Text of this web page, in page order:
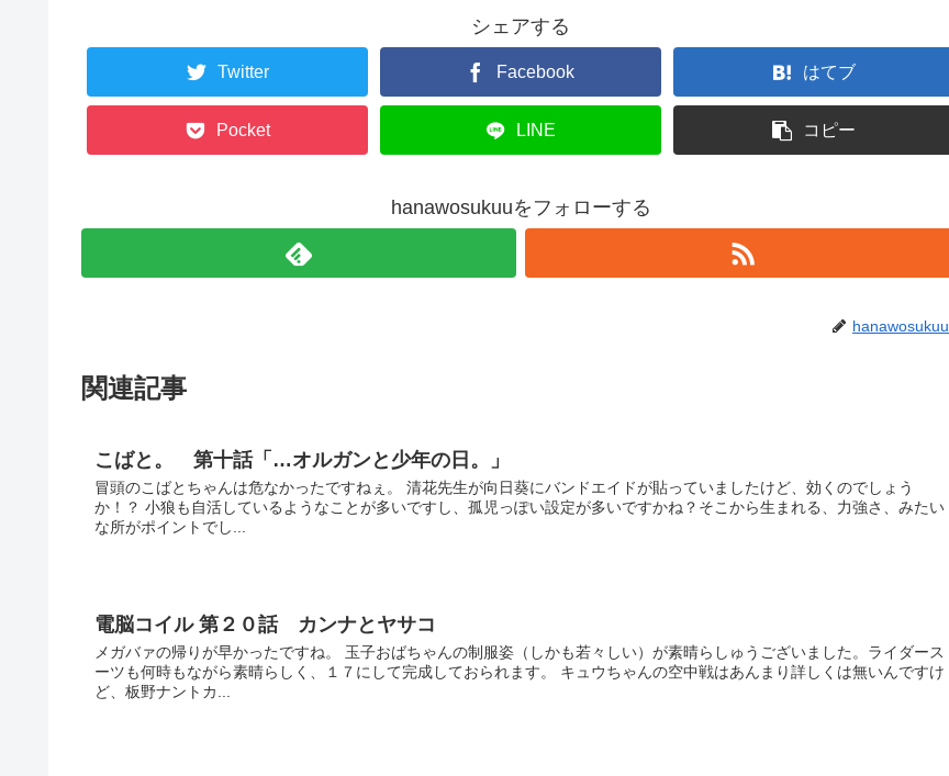
シェアする
Twitter Facebook はてブ
Pocket LINE コピー
hanawosukuuをフォローする
hanawosukuu
関連記事
こばと。 第十話「…オルガンと少年の日。」
冒頭のこばとちゃんは危なかったですねぇ。 清花先生が向日葵にバンドエイドが貼っていましたけど、効くのでしょう
か！？ 小狼も自活しているようなことが多いですし、孤児っぽい設定が多いですかね？そこから生まれる、力強さ、みたい
な所がポイントでし...
電脳コイル 第２０話 カンナとヤサコ
メガバァの帰りが早かったですね。 玉子おばちゃんの制服姿（しかも若々しい）が素晴らしゅうございました。ライダース
ーツも何時もながら素晴らしく、１７にして完成しておられます。 キュウちゃんの空中戦はあんまり詳しくは無いんですけ
ど、板野ナントカ...